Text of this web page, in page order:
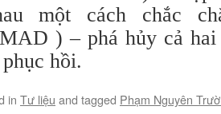
một cách chắc
) – phá hủy cả
hồi.
in Tư liệu and tagged Phạm Nguyên